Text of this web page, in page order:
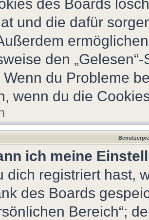
des Boards
und die dafür
den
Wenn du Probleme
wenn du die
ich meine
dich registriert hast,
des Boards
Bereich“;